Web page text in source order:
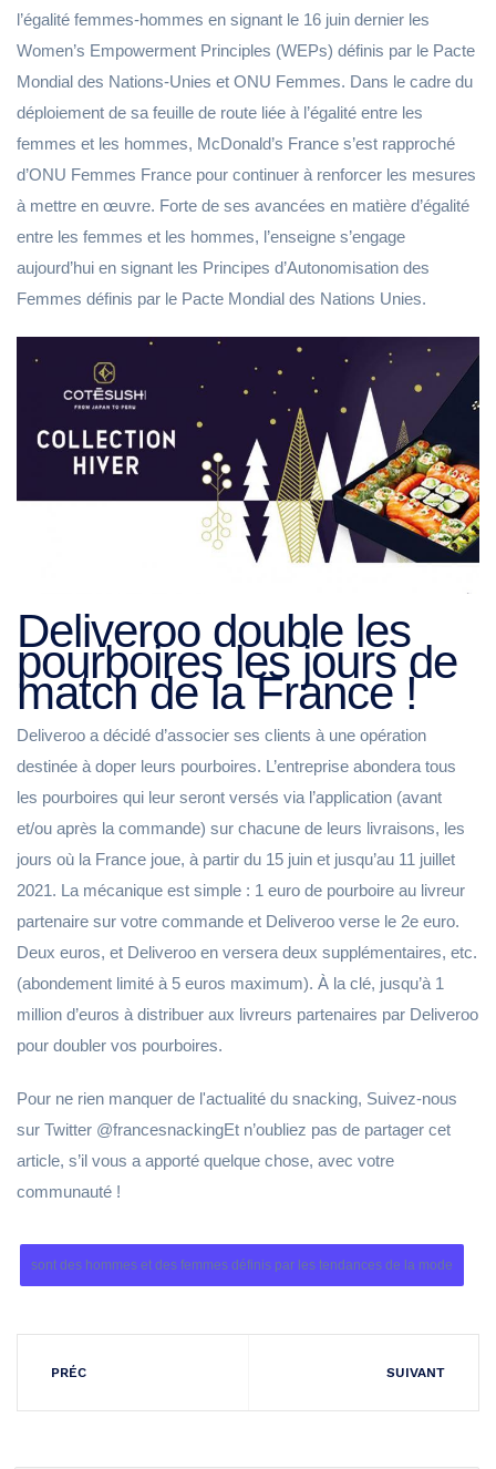
l’égalité femmes-hommes en signant le 16 juin dernier les
Women’s Empowerment Principles (WEPs) définis par le Pacte
Mondial des Nations-Unies et ONU Femmes. Dans le cadre du
déploiement de sa feuille de route liée à l’égalité entre les
femmes et les hommes, McDonald’s France s’est rapproché
d’ONU Femmes France pour continuer à renforcer les mesures
à mettre en œuvre. Forte de ses avancées en matière d’égalité
entre les femmes et les hommes, l’enseigne s’engage
aujourd’hui en signant les Principes d’Autonomisation des
Femmes définis par le Pacte Mondial des Nations Unies.
Deliveroo double les
pourboires les jours de
match de la France !
Deliveroo a décidé d’associer ses clients à une opération
destinée à doper leurs pourboires. L’entreprise abondera tous
les pourboires qui leur seront versés via l’application (avant
et/ou après la commande) sur chacune de leurs livraisons, les
jours où la France joue, à partir du 15 juin et jusqu’au 11 juillet
2021. La mécanique est simple : 1 euro de pourboire au livreur
partenaire sur votre commande et Deliveroo verse le 2e euro.
Deux euros, et Deliveroo en versera deux supplémentaires, etc.
(abondement limité à 5 euros maximum). À la clé, jusqu’à 1
million d’euros à distribuer aux livreurs partenaires par Deliveroo
pour doubler vos pourboires.
Pour ne rien manquer de l'actualité du snacking, Suivez-nous
sur Twitter @francesnackingEt n’oubliez pas de partager cet
article, s’il vous a apporté quelque chose, avec votre
communauté !
sont des hommes et des femmes définis par les tendances de la mode
PRÉC SUIVANT